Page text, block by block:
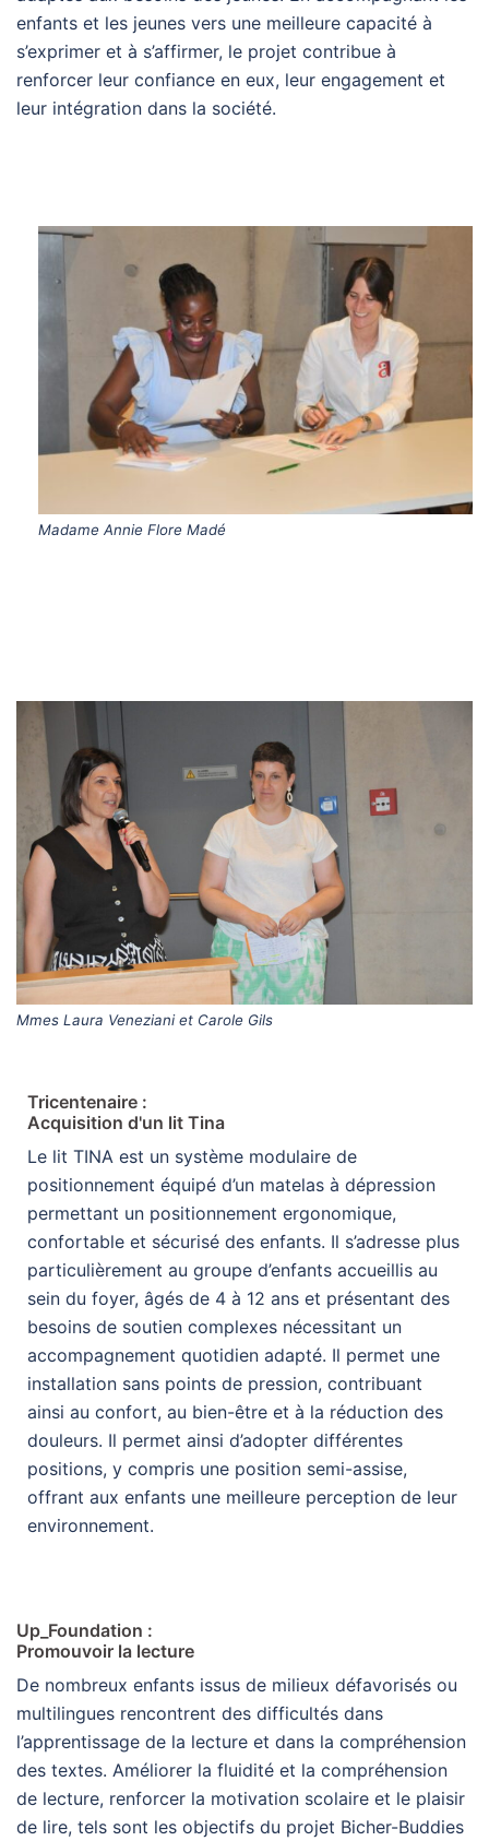
enfants et les jeunes vers une meilleure capacité à
s’exprimer et à s’affirmer, le projet contribue à
renforcer leur confiance en eux, leur engagement et
leur intégration dans la société.
Madame Annie Flore Madé
Mmes Laura Veneziani et Carole Gils
Tricentenaire :
Acquisition d'un lit Tina
Le lit TINA est un système modulaire de
positionnement équipé d’un matelas à dépression
permettant un positionnement ergonomique,
confortable et sécurisé des enfants. Il s’adresse plus
particulièrement au groupe d’enfants accueillis au
sein du foyer, âgés de 4 à 12 ans et présentant des
besoins de soutien complexes nécessitant un
accompagnement quotidien adapté. Il permet une
installation sans points de pression, contribuant
ainsi au confort, au bien-être et à la réduction des
douleurs. Il permet ainsi d’adopter différentes
positions, y compris une position semi-assise,
offrant aux enfants une meilleure perception de leur
environnement.
Up_Foundation :
Promouvoir la lecture
De nombreux enfants issus de milieux défavorisés ou
multilingues rencontrent des difficultés dans
l’apprentissage de la lecture et dans la compréhension
des textes. Améliorer la fluidité et la compréhension
de lecture, renforcer la motivation scolaire et le plaisir
de lire, tels sont les objectifs du projet Bicher-Buddies